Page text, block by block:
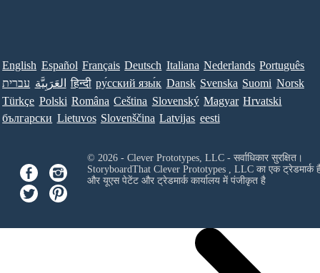
English Español Français Deutsch Italiana Nederlands Português
עברית العَرَبِيَّة हिन्दी ру́сский язы́к Dansk Svenska Suomi Norsk
Türkçe Polski Româna Ceština Slovenský Magyar Hrvatski
български Lietuvos Slovenščina Latvijas eesti
© 2026 - Clever Prototypes, LLC - सर्वाधिकार सुरक्षित।
StoryboardThat Clever Prototypes , LLCका एक ट्रेडमार्क
और यूएस पेटेंट और ट्रेडमार्क कार्यालय में पंजीकृत है